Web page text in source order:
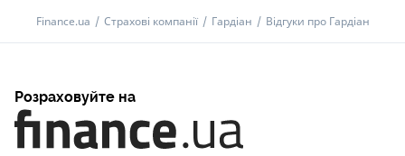
Finance.ua Страхові компанії Гардіан Відгуки про Гардіан
Розраховуйте на